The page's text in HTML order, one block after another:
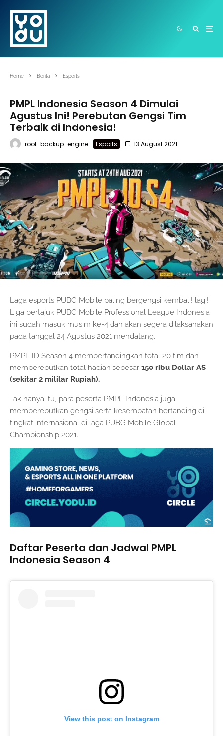
Home Berita Esports
PMPL Indonesia Season 4 Dimulai
Agustus Ini! Perebutan Gengsi Tim
Terbaik di Indonesia!
root-backup-engine Esports 13 August 2021
Laga esports PUBG Mobile paling bergengsi kembali! lagi!
Liga bertajuk PUBG Mobile Professional League Indonesia
ini sudah masuk musim ke-4 dan akan segera dilaksanakan
pada tanggal 24 Agustus 2021 mendatang.
PMPL ID Season 4 mempertandingkan total 20 tim dan
memperebutkan total hadiah sebesar 150 ribu Dollar AS
(sekitar 2 mililar Rupiah).
Tak hanya itu, para peserta PMPL Indonesia juga
memperebutkan gengsi serta kesempatan bertanding di
tingkat internasional di laga PUBG Mobile Global
Championship 2021.
Daftar Peserta dan Jadwal PMPL
Indonesia Season 4
View this post on Instagram